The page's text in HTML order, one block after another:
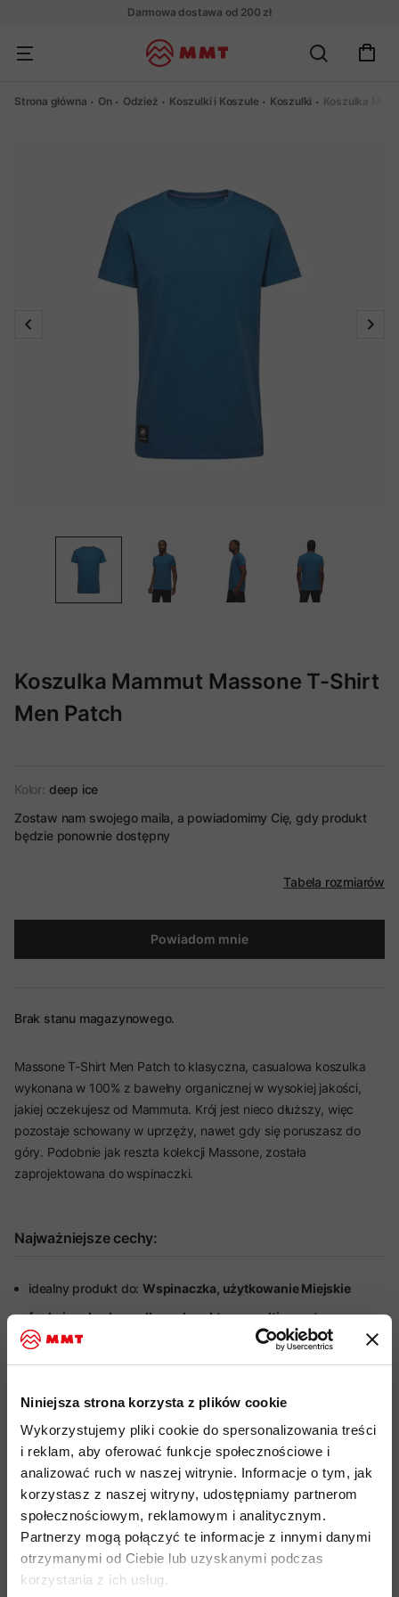
Niniejsza strona korzysta z plików cookie
Wykorzystujemy pliki cookie do spersonalizowania treści
i reklam, aby oferować funkcje społecznościowe i
analizować ruch w naszej witrynie. Informacje o tym, jak
korzystasz z naszej witryny, udostępniamy partnerom
społecznościowym, reklamowym i analitycznym.
Partnerzy mogą połączyć te informacje z innymi danymi
otrzymanymi od Ciebie lub uzyskanymi podczas
korzystania z ich usług.
Darmowa dostawa od 200 zł
Strona główna On Odzież Koszulki i Koszule Koszulki Koszulka
Koszulka Mammut Massone T-Shirt
Men Patch
Kolor: deep ice
Zostaw nam swojego maila, a powiadomimy Cię, gdy produkt
będzie ponownie dostępny
Tabela rozmiarów
Powiadom mnie
Brak stanu magazynowego.
Massone T-Shirt Men Patch to klasyczna, casualowa koszulka
wykonana w 100% z bawełny organicznej w wysokiej jakości,
jakiej oczekujesz od Mammuta. Krój jest nieco dłuższy, więc
pozostaje schowany w uprzęży, nawet gdy się poruszasz do
góry. Podobnie jak reszta kolekcji Massone, została
zaprojektowana do wspinaczki.
Najważniejsze cechy:
idealny produkt do: Wspinaczka, użytkowanie Miejskie
funkcjonalna koszulka o charakterze multi-sportowym
miękki, wygodny i lekko elastyczny materiał wykonany w
100% z ekologicznej bawełny
drobna naszywka z logiem MAMMUT
organiczna bawełna certyfikowana standardem Global
Organic Textile Standard (GOTS) do przetwarzania
tekstyliów z ekologicznych włókien naturalnych, uprawiana
bez pestycydów, herbicydów i GMO
przyjazność środowiskowa:Organic Cotton, Fair Wear
kod produktu: 1017-05220